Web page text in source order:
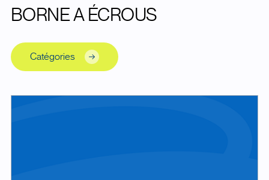
BORNE A ÉCROUS
Catégories